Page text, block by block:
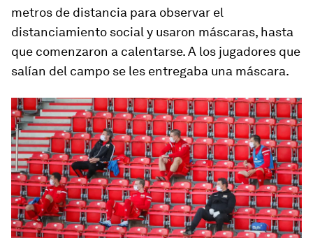
metros de distancia para observar el
distanciamiento social y usaron máscaras, hasta
que comenzaron a calentarse. A los jugadores que
salían del campo se les entregaba una máscara.